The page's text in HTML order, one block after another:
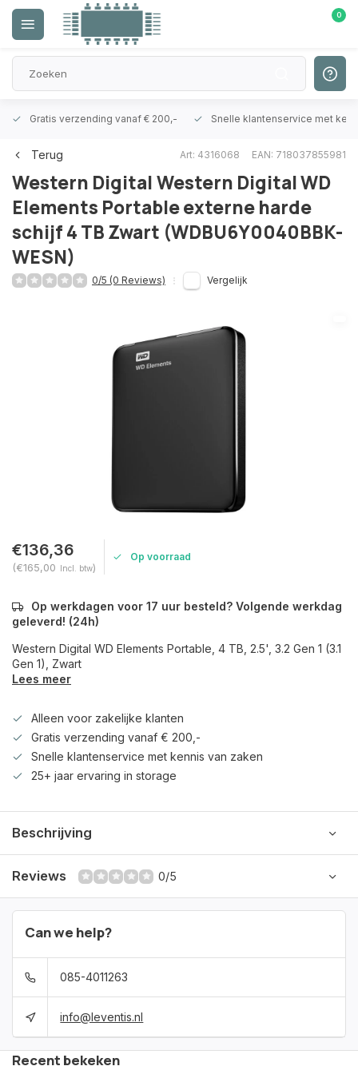
0
Gratis verzending vanaf € 200,- Snelle klantenservice met
Terug Art: 4316068 EAN: 718037855981
Western DigitalWestern Digital WD
Elements Portable externe harde
schijf 4 TB Zwart (WDBU6Y0040BBK-
WESN)
0/5 (0 Reviews) Vergelijk
€136,36
(€165,00 Incl. btw)
Op voorraad
Op werkdagen voor 17 uur besteld? Volgende werkdag
geleverd! (24h)
Western Digital WD Elements Portable, 4 TB, 2.5', 3.2 Gen 1 (3.1
Gen 1), Zwart
Lees meer
Alleen voor zakelijke klanten
Gratis verzending vanaf € 200,-
Snelle klantenservice met kennis van zaken
25+ jaar ervaring in storage
Beschrijving
Reviews 0/5
Can we help?
085-4011263
info@leventis.nl
Recent bekeken